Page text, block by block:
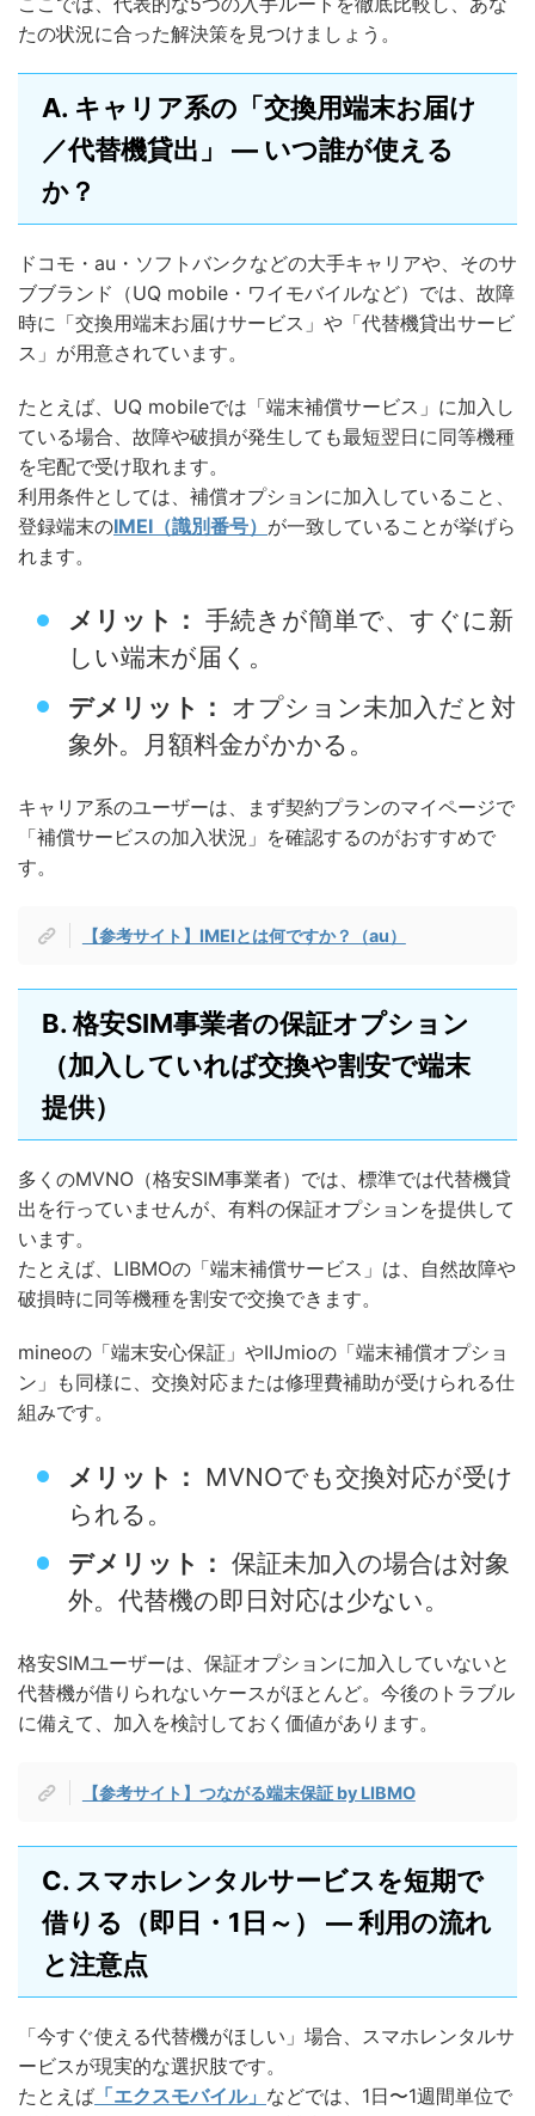
たの状況に合った解決策を見つけましょう。
A. キャリア系の「交換用端末お届け
／代替機貸出」 — いつ誰が使える
か？
ドコモ・au・ソフトバンクなどの大手キャリアや、そのサ
ブブランド（UQ mobile・ワイモバイルなど）では、故障
時に「交換用端末お届けサービス」や「代替機貸出サービ
ス」が用意されています。
たとえば、UQ mobileでは「端末補償サービス」に加入し
ている場合、故障や破損が発生しても最短翌日に同等機種
を宅配で受け取れます。
利用条件としては、補償オプションに加入していること、
登録端末のIMEI（識別番号） が一致していることが挙げら
れます。
メリット： 手続きが簡単で、すぐに新
しい端末が届く。
デメリット： オプション未加入だと対
象外。月額料金がかかる。
キャリア系のユーザーは、まず契約プランのマイページで
「補償サービスの加入状況」を確認するのがおすすめで
す。
【参考サイト】IMEIとは何ですか？（au）
B. 格安SIM事業者の保証オプション
（加入していれば交換や割安で端末
提供）
多くのMVNO（格安SIM事業者）では、標準では代替機貸
出を行っていませんが、有料の保証オプションを提供して
います。
たとえば、LIBMOの「端末補償サービス」は、自然故障や
破損時に同等機種を割安で交換できます。
mineoの「端末安心保証」やIIJmioの「端末補償オプショ
ン」も同様に、交換対応または修理費補助が受けられる仕
組みです。
メリット： MVNOでも交換対応が受け
られる。
デメリット： 保証未加入の場合は対象
外。代替機の即日対応は少ない。
格安SIMユーザーは、保証オプションに加入していないと
代替機が借りられないケースがほとんど。今後のトラブル
に備えて、加入を検討しておく価値があります。
【参考サイト】つながる端末保証 by LIBMO
C. スマホレンタルサービスを短期で
借りる（即日・1日～） — 利用の流れ
と注意点
「今すぐ使える代替機がほしい」場合、スマホレンタルサ
ービスが現実的な選択肢です。
たとえば 「エクスモバイル」 などでは、1日〜1週間単位で